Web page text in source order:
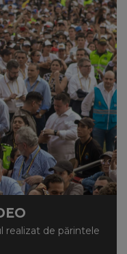
realizat de părintele